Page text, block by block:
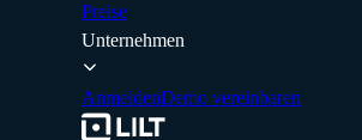
Preise
Unternehmen
AnmeldenDemo vereinbaren